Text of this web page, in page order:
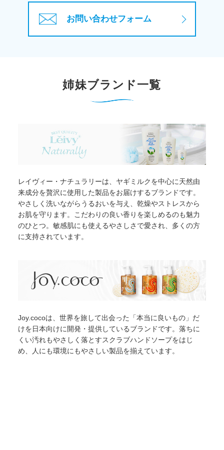
お問い合わせフォーム
姉妹ブランド一覧
レイヴィー・ナチュラリーは、ヤギミルクを中心に天然由
来成分を贅沢に使用した製品をお届けするブランドです。
やさしく洗いながらうるおいを与え、乾燥やストレスから
お肌を守ります。こだわりの良い香りを楽しめるのも魅力
のひとつ。敏感肌にも使えるやさしさで愛され、多くの方
に支持されています。
Joy.cocoは、世界を旅して出会った「本当に良いもの」だ
けを日本向けに開発・提供しているブランドです。落ちに
くい汚れもやさしく落とすスクラブハンドソープをはじ
め、人にも環境にもやさしい製品を揃えています。